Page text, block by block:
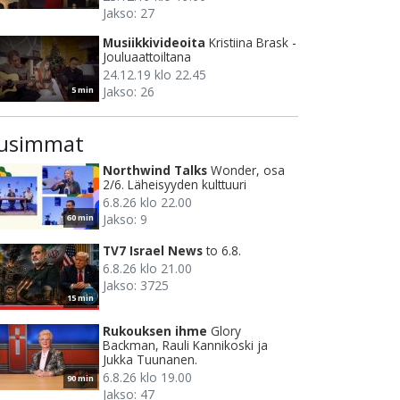
Jakso: 27
5 min
Musiikkivideoita Kristiina Brask -
Jouluaattoiltana
24.12.19 klo 22.45
Jakso: 26
60 min
Northwind Talks Wonder, osa
2/6. Läheisyyden kulttuuri
6.8.26 klo 22.00
Jakso: 9
15 min
TV7 Israel News to 6.8.
6.8.26 klo 21.00
Jakso: 3725
90 min
Rukouksen ihme Glory
Backman, Rauli Kannikoski ja
Jukka Tuunanen.
6.8.26 klo 19.00
Jakso: 47